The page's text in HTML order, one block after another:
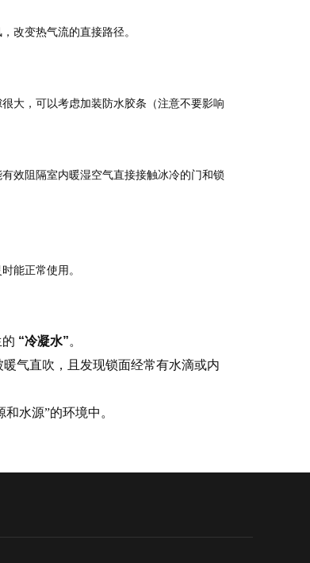
改变热气流的直接路径。
大，可以考虑加装防水胶条（注意不要影响
有效阻隔室内暖湿空气直接接触冰冷的门和锁
能正常使用。
“冷凝水”。
气直吹，且发现锁面经常有水滴或内
水源”的环境中。